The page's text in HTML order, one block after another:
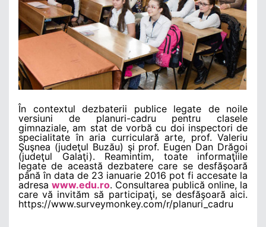
În contextul dezbaterii publice legate de noile
versiuni de planuri-cadru pentru clasele
gimnaziale, am stat de vorbă cu doi inspectori de
specialitate în aria curriculară arte, prof. Valeriu
Şuşnea (judeţul Buzău) şi prof. Eugen Dan Drăgoi
(judeţul Galaţi). Reamintim, toate informaţiile
legate de această dezbatere care se desfăşoară
până în data de 23 ianuarie 2016 pot fi accesate la
adresa www.edu.ro. Consultarea publică online, la
care vă invităm să participaţi, se desfăşoară aici.
https://www.surveymonkey.com/r/planuri_cadru